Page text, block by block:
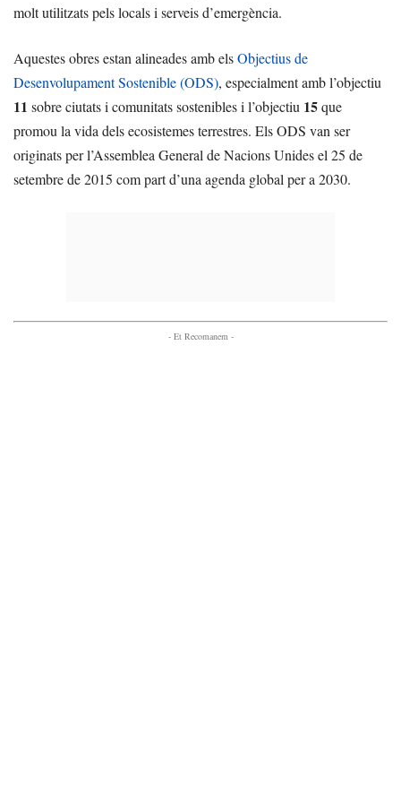
molt utilitzats pels locals i serveis d’emergència.
Aquestes obres estan alineades amb elsObjectius de
Desenvolupament Sostenible (ODS), especialment amb l’objectiu
11 sobre ciutats i comunitats sostenibles i l’objectiu 15que
promou la vida dels ecosistemes terrestres. Els ODS van ser
originats per l’Assemblea General de Nacions Unides el 25 de
setembre de 2015 com part d’una agenda global per a 2030.
- Et Recomanem -